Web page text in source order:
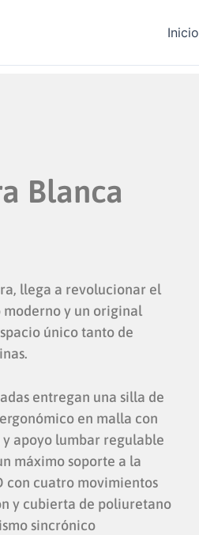
Inicio
Blanca
llega a revolucionar el
moderno y un original
único tanto de
entregan una silla de
en malla con
apoyo lumbar regulable
máximo soporte a la
con cuatro movimientos
y cubierta de poliuretano
sincrónico